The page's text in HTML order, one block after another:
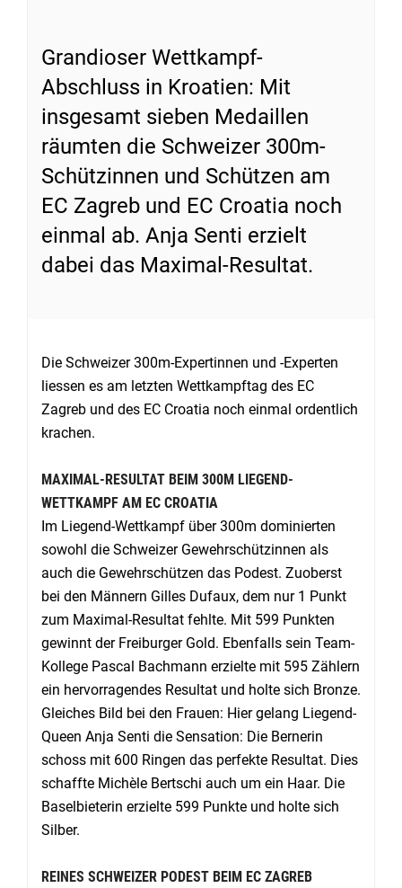
Grandioser Wettkampf-
Abschluss in Kroatien: Mit
insgesamt sieben Medaillen
räumten die Schweizer 300m-
Schützinnen und Schützen am
EC Zagreb und EC Croatia noch
einmal ab. Anja Senti erzielt
dabei das Maximal-Resultat.
Die Schweizer 300m-Expertinnen und -Experten
liessen es am letzten Wettkampftag des EC
Zagreb und des EC Croatia noch einmal ordentlich
krachen.
MAXIMAL-RESULTAT BEIM 300M LIEGEND-
WETTKAMPF AM EC CROATIA
Im Liegend-Wettkampf über 300m dominierten
sowohl die Schweizer Gewehrschützinnen als
auch die Gewehrschützen das Podest. Zuoberst
bei den Männern Gilles Dufaux, dem nur 1 Punkt
zum Maximal-Resultat fehlte. Mit 599 Punkten
gewinnt der Freiburger Gold. Ebenfalls sein Team-
Kollege Pascal Bachmann erzielte mit 595 Zählern
ein hervorragendes Resultat und holte sich Bronze.
Gleiches Bild bei den Frauen: Hier gelang Liegend-
Queen Anja Senti die Sensation: Die Bernerin
schoss mit 600 Ringen das perfekte Resultat. Dies
schaffte Michèle Bertschi auch um ein Haar. Die
Baselbieterin erzielte 599 Punkte und holte sich
Silber.
REINES SCHWEIZER PODEST BEIM EC ZAGREB